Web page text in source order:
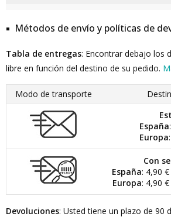
Métodos de envío y políticas de
Tabla de entregas: Encontrar debajo los
libre en función del destino de su pedido.
Modo de transporte
España
Europa
Con
España: 4,90
Europa: 4,90
Devoluciones: Usted tiene un plazo de 90